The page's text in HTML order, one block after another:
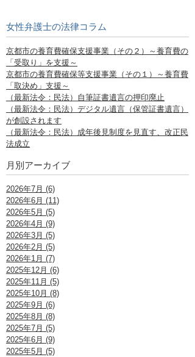
女性弁護士の法律コラム
京都市の養育費確保支援事業（その２）～養育費の
「受取り」を支援～
京都市の養育費確保等支援事業（その１）～養育費
「取決め」支援～
（最新法令：民法）自筆証書遺言の押印廃止
（最新法令：民法）デジタル遺言（保管証書遺言）
が創設されます
（最新法令：民法）成年後見制度を見直す、改正民
法成立
月別アーカイブ
2026年7月 (6)
2026年6月 (11)
2026年5月 (5)
2026年4月 (9)
2026年3月 (5)
2026年2月 (5)
2026年1月 (7)
2025年12月 (6)
2025年11月 (5)
2025年10月 (8)
2025年9月 (6)
2025年8月 (8)
2025年7月 (5)
2025年6月 (9)
2025年5月 (5)